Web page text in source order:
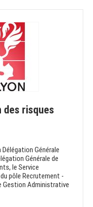
des risques
Générale
Générale de
le Service
pôle Recrutement -
Gestion Administrative